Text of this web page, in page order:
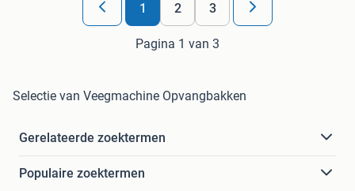
1 2 3
Pagina 1 van 3
Selectie van Veegmachine Opvangbakken
Gerelateerde zoektermen
Populaire zoektermen